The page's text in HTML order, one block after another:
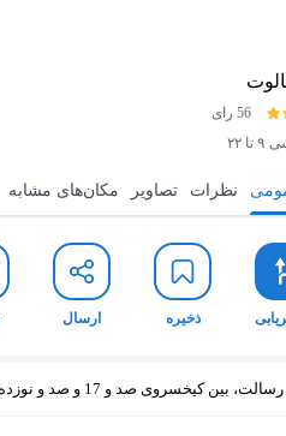
56 رای
۹ تا ۲۲
نظرات تصاویر مکان‌های مشابه
ذخیره ارسال
بین کیخسروی صد و 17 و صد و نوزده